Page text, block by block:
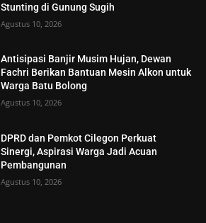
Stunting di Gunung Sugih
Agustus 10, 2026
Antisipasi Banjir Musim Hujan, Dewan
Fachri Berikan Bantuan Mesin Alkon untuk
Warga Batu Bolong
Agustus 10, 2026
DPRD dan Pemkot Cilegon Perkuat
Sinergi, Aspirasi Warga Jadi Acuan
Pembangunan
Agustus 10, 2026